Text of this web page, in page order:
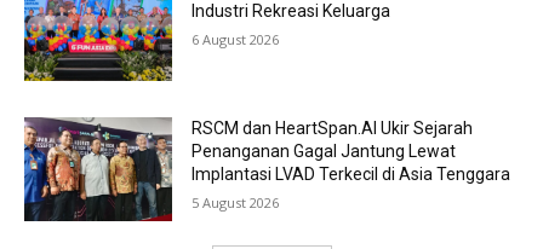
Industri Rekreasi Keluarga
6 August 2026
RSCM dan HeartSpan.AI Ukir Sejarah
Penanganan Gagal Jantung Lewat
Implantasi LVAD Terkecil di Asia Tenggara
5 August 2026